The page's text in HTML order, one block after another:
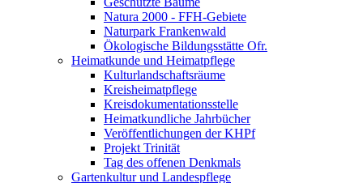
Natura 2000 - FFH-Gebiete
Naturpark Frankenwald
Ökologische Bildungsstätte Ofr.
Heimatkunde und Heimatpflege
Kulturlandschaftsräume
Kreisheimatpflege
Kreisdokumentationsstelle
Heimatkundliche Jahrbücher
Veröffentlichungen der KHPf
Projekt Trinität
Tag des offenen Denkmals
Gartenkultur und Landespflege